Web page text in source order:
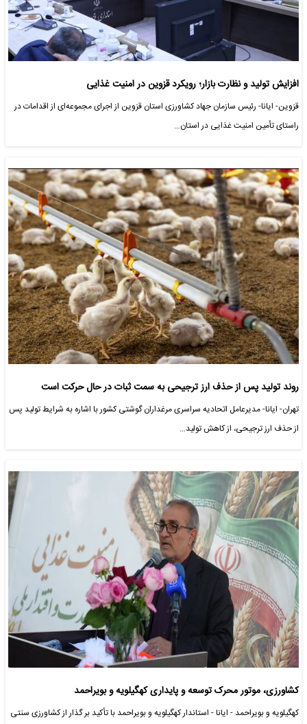
افزایش تولید و نظارت بازار؛ رویکرد قزوین در امنیت غذایی
قزوین- ایانا- رئیس سازمان جهاد کشاورزی استان قزوین از اجرای مجموعه‌ای از اقدامات در
راستای تأمین امنیت غذایی در استان…
روند تولید پس از حذف ارز ترجیحی به سمت ثبات در حال حرکت است
تهران- ایانا- مدیرعامل اتحادیه سراسری مرغداران گوشتی کشور با اشاره به شرایط تولید پس
از حذف ارز ترجیحی، از کاهش تولید…
کشاورزی، موتور محرک توسعه و پایداری کهگیلویه و بویراحمد
کهگیلویه و بویراحمد - ایانا - استاندار کهگیلویه و بویراحمد با تأکید بر گذار از کشاورزی سنتی